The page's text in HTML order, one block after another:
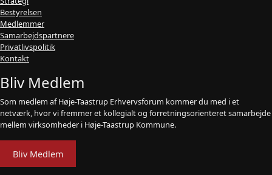
Bestyrelsen
Medlemmer
Samarbejdspartnere
Privatlivspolitik
Kontakt
Bliv Medlem
Som medlem af Høje-Taastrup Erhvervsforum kommer du med i et
netværk, hvor vi fremmer et kollegialt og forretningsorienteret samarbejde
mellem virksomheder i Høje-Taastrup Kommune.
Bliv Medlem